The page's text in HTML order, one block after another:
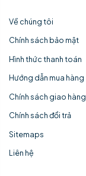
Về chúng tôi
Chính sách bảo mật
Hình thức thanh toán
Hướng dẫn mua hàng
Chính sách giao hàng
Chính sách đổi trả
Sitemaps
Liên hệ